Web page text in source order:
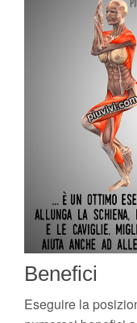
Benefici
Eseguire la